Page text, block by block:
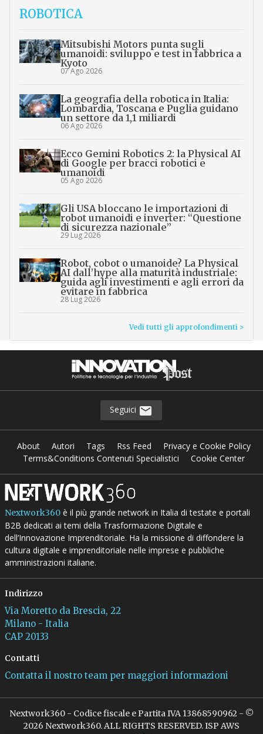
ROBOTICA
Mitsubishi Motors punta sugli
umanoidi: sviluppo e test in fabbrica a
Kyoto
07 Ago 2026
La geografia della robotica in Italia:
Lombardia, Toscana e Puglia guidano
un settore da 1,1 miliardi
06 Ago 2026
Ecco Gemini Robotics 2: la Physical AI
di Google per bracci robotici e
umanoidi
05 Ago 2026
Gli USA bloccano le importazioni di
robot umanoidi e inverter: “Questione
di sicurezza nazionale”
29 Lug 2026
Robot, cobot o umanoide? La Physical
AI dall’hype alla maturità industriale:
guida agli investimenti e agli errori da
evitare in fabbrica
28 Lug 2026
Vedi tutti gli approfondimenti >
Seguici
About Autori Tags Rss Feed
Privacy e Cookie Policy
Terms&Conditions Contenuti Specialistici
Cookie Center
Nextwork360è il più grande network in Italia di testate e portali
B2B dedicati ai temi della Trasformazione Digitale e
dell’Innovazione Imprenditoriale. Ha la missione di diffondere la
cultura digitale e imprenditoriale nelle imprese e pubbliche
amministrazioni italiane.
Indirizzo
Via Moretto da Brescia, 22
Milano - Italia
CAP 20133
Contatti
Contatta il nostro team per maggiori informazioni
Nextwork360 - Codice fiscale e Partita IVA 13868590962 - ©
2026 Nextwork360. ALL RIGHTS RESERVED. ISP AWS